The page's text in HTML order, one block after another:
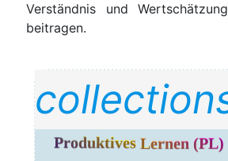
Ver­ständ­nis und
beitragen.
Produktives Lernen (PL)